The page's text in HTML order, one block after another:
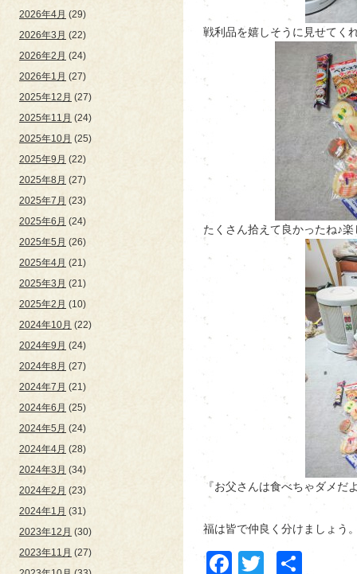
2026年4月 (29)
2026年3月 (22)
2026年2月 (24)
2026年1月 (27)
2025年12月 (27)
2025年11月 (24)
2025年10月 (25)
2025年9月 (22)
2025年8月 (27)
2025年7月 (23)
2025年6月 (24)
2025年5月 (26)
2025年4月 (21)
2025年3月 (21)
2025年2月 (10)
2024年10月 (22)
2024年9月 (24)
2024年8月 (27)
2024年7月 (21)
2024年6月 (25)
2024年5月 (24)
2024年4月 (28)
2024年3月 (34)
2024年2月 (23)
2024年1月 (31)
2023年12月 (30)
2023年11月 (27)
戦利品を嬉しそうに見せてく
たくさん拾えて良かったね♪
『お父さんは食べちゃダメ
福は皆で仲良く分けましょう
Facebook
Twitter